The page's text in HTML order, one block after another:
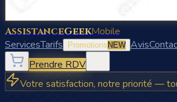
AssistanceGeekMobile
ServicesTarifs Promotions NEW Avis
Prendre RDV
Votre satisfaction, notre priorité —